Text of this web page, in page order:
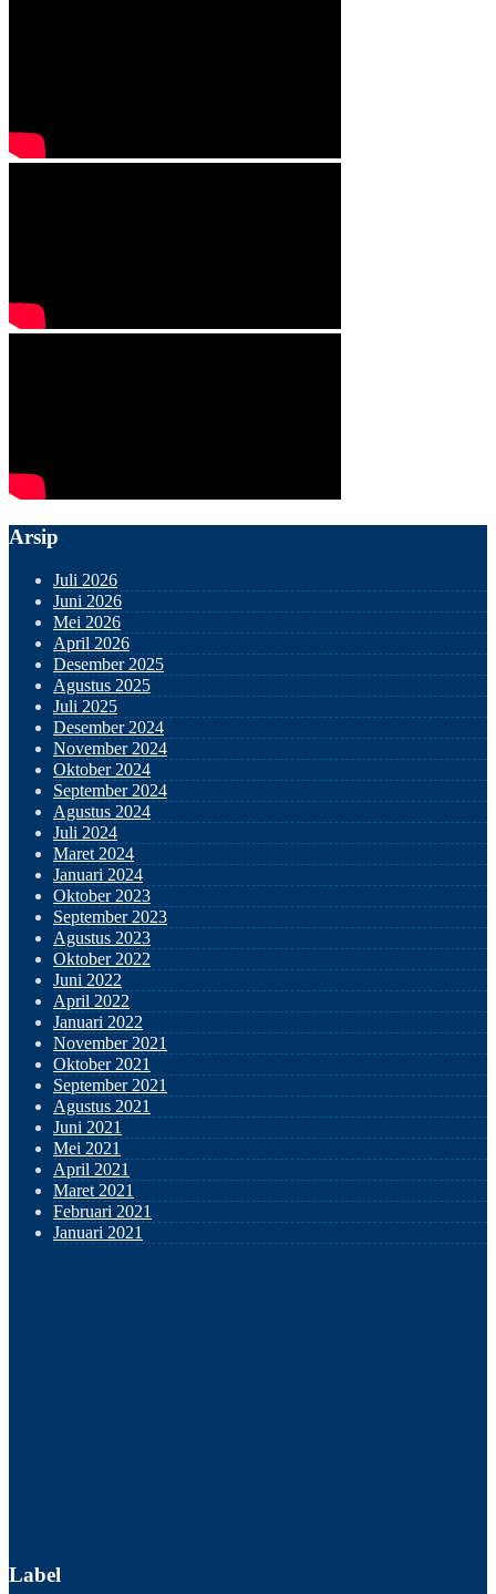
Arsip
Juli 2026
Juni 2026
Mei 2026
April 2026
Desember 2025
Agustus 2025
Juli 2025
Desember 2024
November 2024
Oktober 2024
September 2024
Agustus 2024
Juli 2024
Maret 2024
Januari 2024
Oktober 2023
September 2023
Agustus 2023
Oktober 2022
Juni 2022
April 2022
Januari 2022
November 2021
Oktober 2021
September 2021
Agustus 2021
Juni 2021
Mei 2021
April 2021
Maret 2021
Februari 2021
Januari 2021
Label